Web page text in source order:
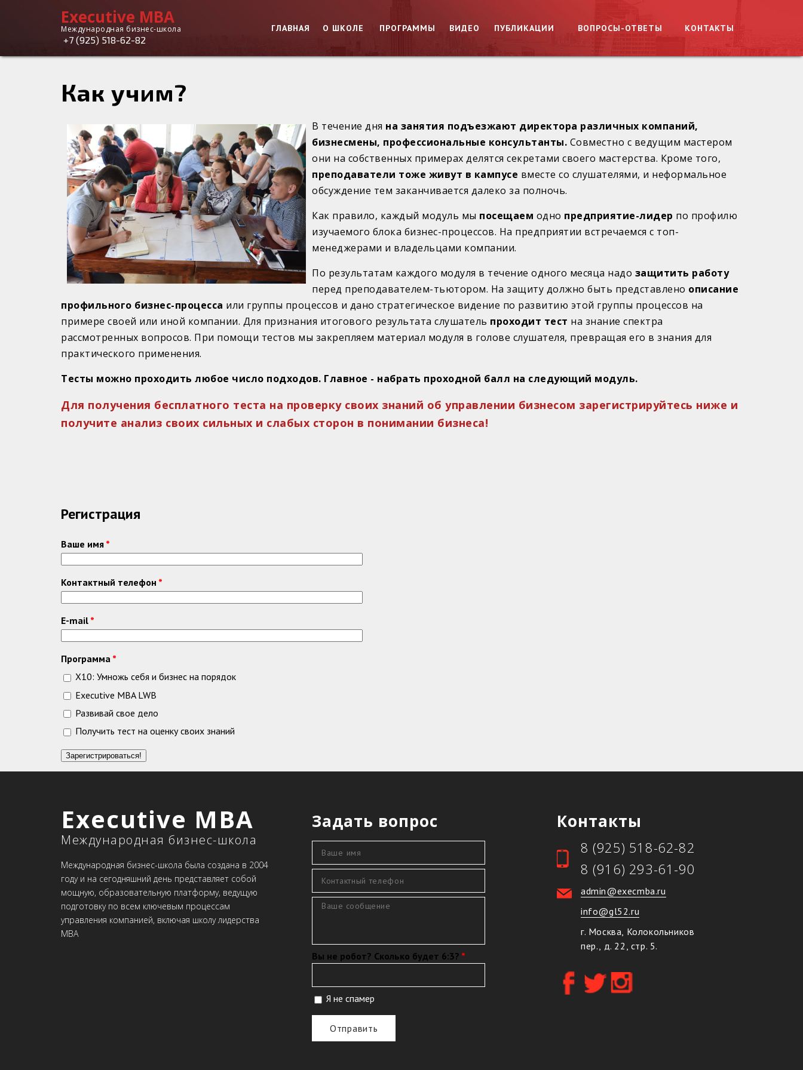
Executive
MBA
Executive MBA
Международная бизнес-школа ГЛАВНАЯ О ШКОЛЕ ПРОГРАММЫ ВИДЕО ПУБЛИКАЦИИ ВОПРОСЫ-ОТВЕТЫ КОНТАКТЫ
+7 (925) 518-62-82
Как учим?
В течение дня на занятия подъезжают директора различных компаний,
бизнесмены, профессиональные консультанты. Совместно с ведущим мастером
они на собственных примерах делятся секретами своего мастерства. Кроме того,
преподаватели тоже живут в кампусе вместе со слушателями, и неформальное
обсуждение тем заканчивается далеко за полночь.
Как правило, каждый модуль мы посещаем одно предприятие-лидер по профилю
изучаемого блока бизнес-процессов. На предприятии встречаемся с топ-
менеджерами и владельцами компании.
По результатам каждого модуля в течение одного месяца надо защитить работу
перед преподавателем-тьютором. На защиту должно быть представлено описание
профильного бизнес-процесса или группы процессов и дано стратегическое видение по развитию этой группы процессов на
примере своей или иной компании. Для признания итогового результата слушатель проходит тест на знание спектра
рассмотренных вопросов. При помощи тестов мы закрепляем материал модуля в голове слушателя, превращая его в знания для
практического применения.
Тесты можно проходить любое число подходов. Главное - набрать проходной балл на следующий модуль.
Для получения бесплатного теста на проверку своих знаний об управлении бизнесом зарегистрируйтесь ниже и
получите анализ своих сильных и слабых сторон в понимании бизнеса!
Регистрация
Ваше имя *
Контактный телефон *
E-mail *
Программа *
X10: Умножь себя и бизнес на порядок
Executive MBA LWB
Развивай свое дело
Получить тест на оценку своих знаний
Executive MBA
Международная бизнес-школа
Международная бизнес-школа была создана в 2004
году и на сегодняшний день представляет собой
мощную, образовательную платформу, ведущую
подготовку по всем ключевым процессам
управления компанией, включая школу лидерства
MBA
Задать вопрос
Ваше имя
Контактный телефон
Сообщение*
Вы не робот? Сколько будет 6:3? *
Я не спамер
Я спамер
Контакты
8 (925) 518-62-82
8 (916) 293-61-90
admin@execmba.ru
info@gl52.ru
г. Москва, Колокольников
пер., д. 22, стр. 5.